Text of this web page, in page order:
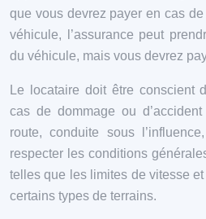
que vous devrez payer en cas
véhicule, l’assurance peut
du véhicule, mais vous devrez
Le locataire doit être conscient
cas de dommage ou
route, conduite sous
respecter les conditions
telles que les limites de vitesse
certains types de terrains.